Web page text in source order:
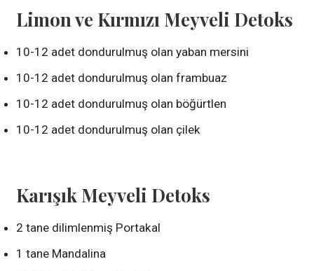
Limon ve Kırmızı Meyveli Detoks
10-12 adet dondurulmuş olan yaban mersini
10-12 adet dondurulmuş olan frambuaz
10-12 adet dondurulmuş olan böğürtlen
10-12 adet dondurulmuş olan çilek
Karışık Meyveli Detoks
2 tane dilimlenmiş Portakal
1 tane Mandalina